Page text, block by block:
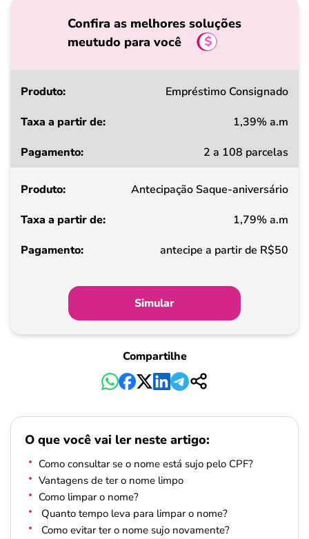
Confira as melhores soluções
meutudo para você
Produto
a
de
Pagamento
Empréstimo Consignado
1,39% a.m
2 a 108 parcelas
Antecipação Saque-aniversário
1,79% a.m
antecipe a partir de R$50
Simular
Compartilhe
O que você vai ler neste artigo:
Como consultar se o nome está sujo pelo CPF?
Vantagens de ter o nome limpo
Como limpar o nome?
Quanto tempo leva para limpar o nome?
Como evitar ter o nome sujo novamente?